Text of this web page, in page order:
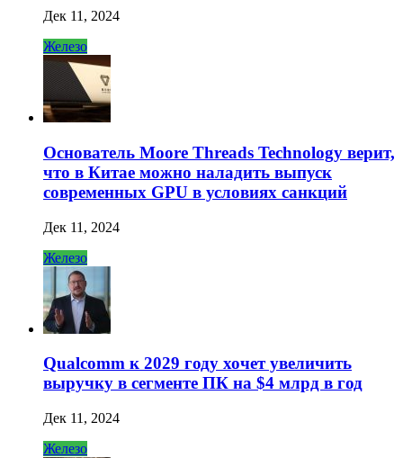
Дек 11, 2024
Железо
Основатель Moore Threads Technology верит,
что в Китае можно наладить выпуск
современных GPU в условиях санкций
Дек 11, 2024
Железо
Qualcomm к 2029 году хочет увеличить
выручку в сегменте ПК на $4 млрд в год
Дек 11, 2024
Железо